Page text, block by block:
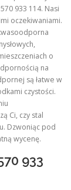
933 114. Nasi
oczekiwaniami.
o
na
są łatwe w
czystości.
Ci, czy stal
Dzwoniąc pod
wycenę.
933